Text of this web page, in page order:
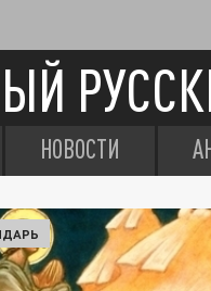
НОВОСТИ